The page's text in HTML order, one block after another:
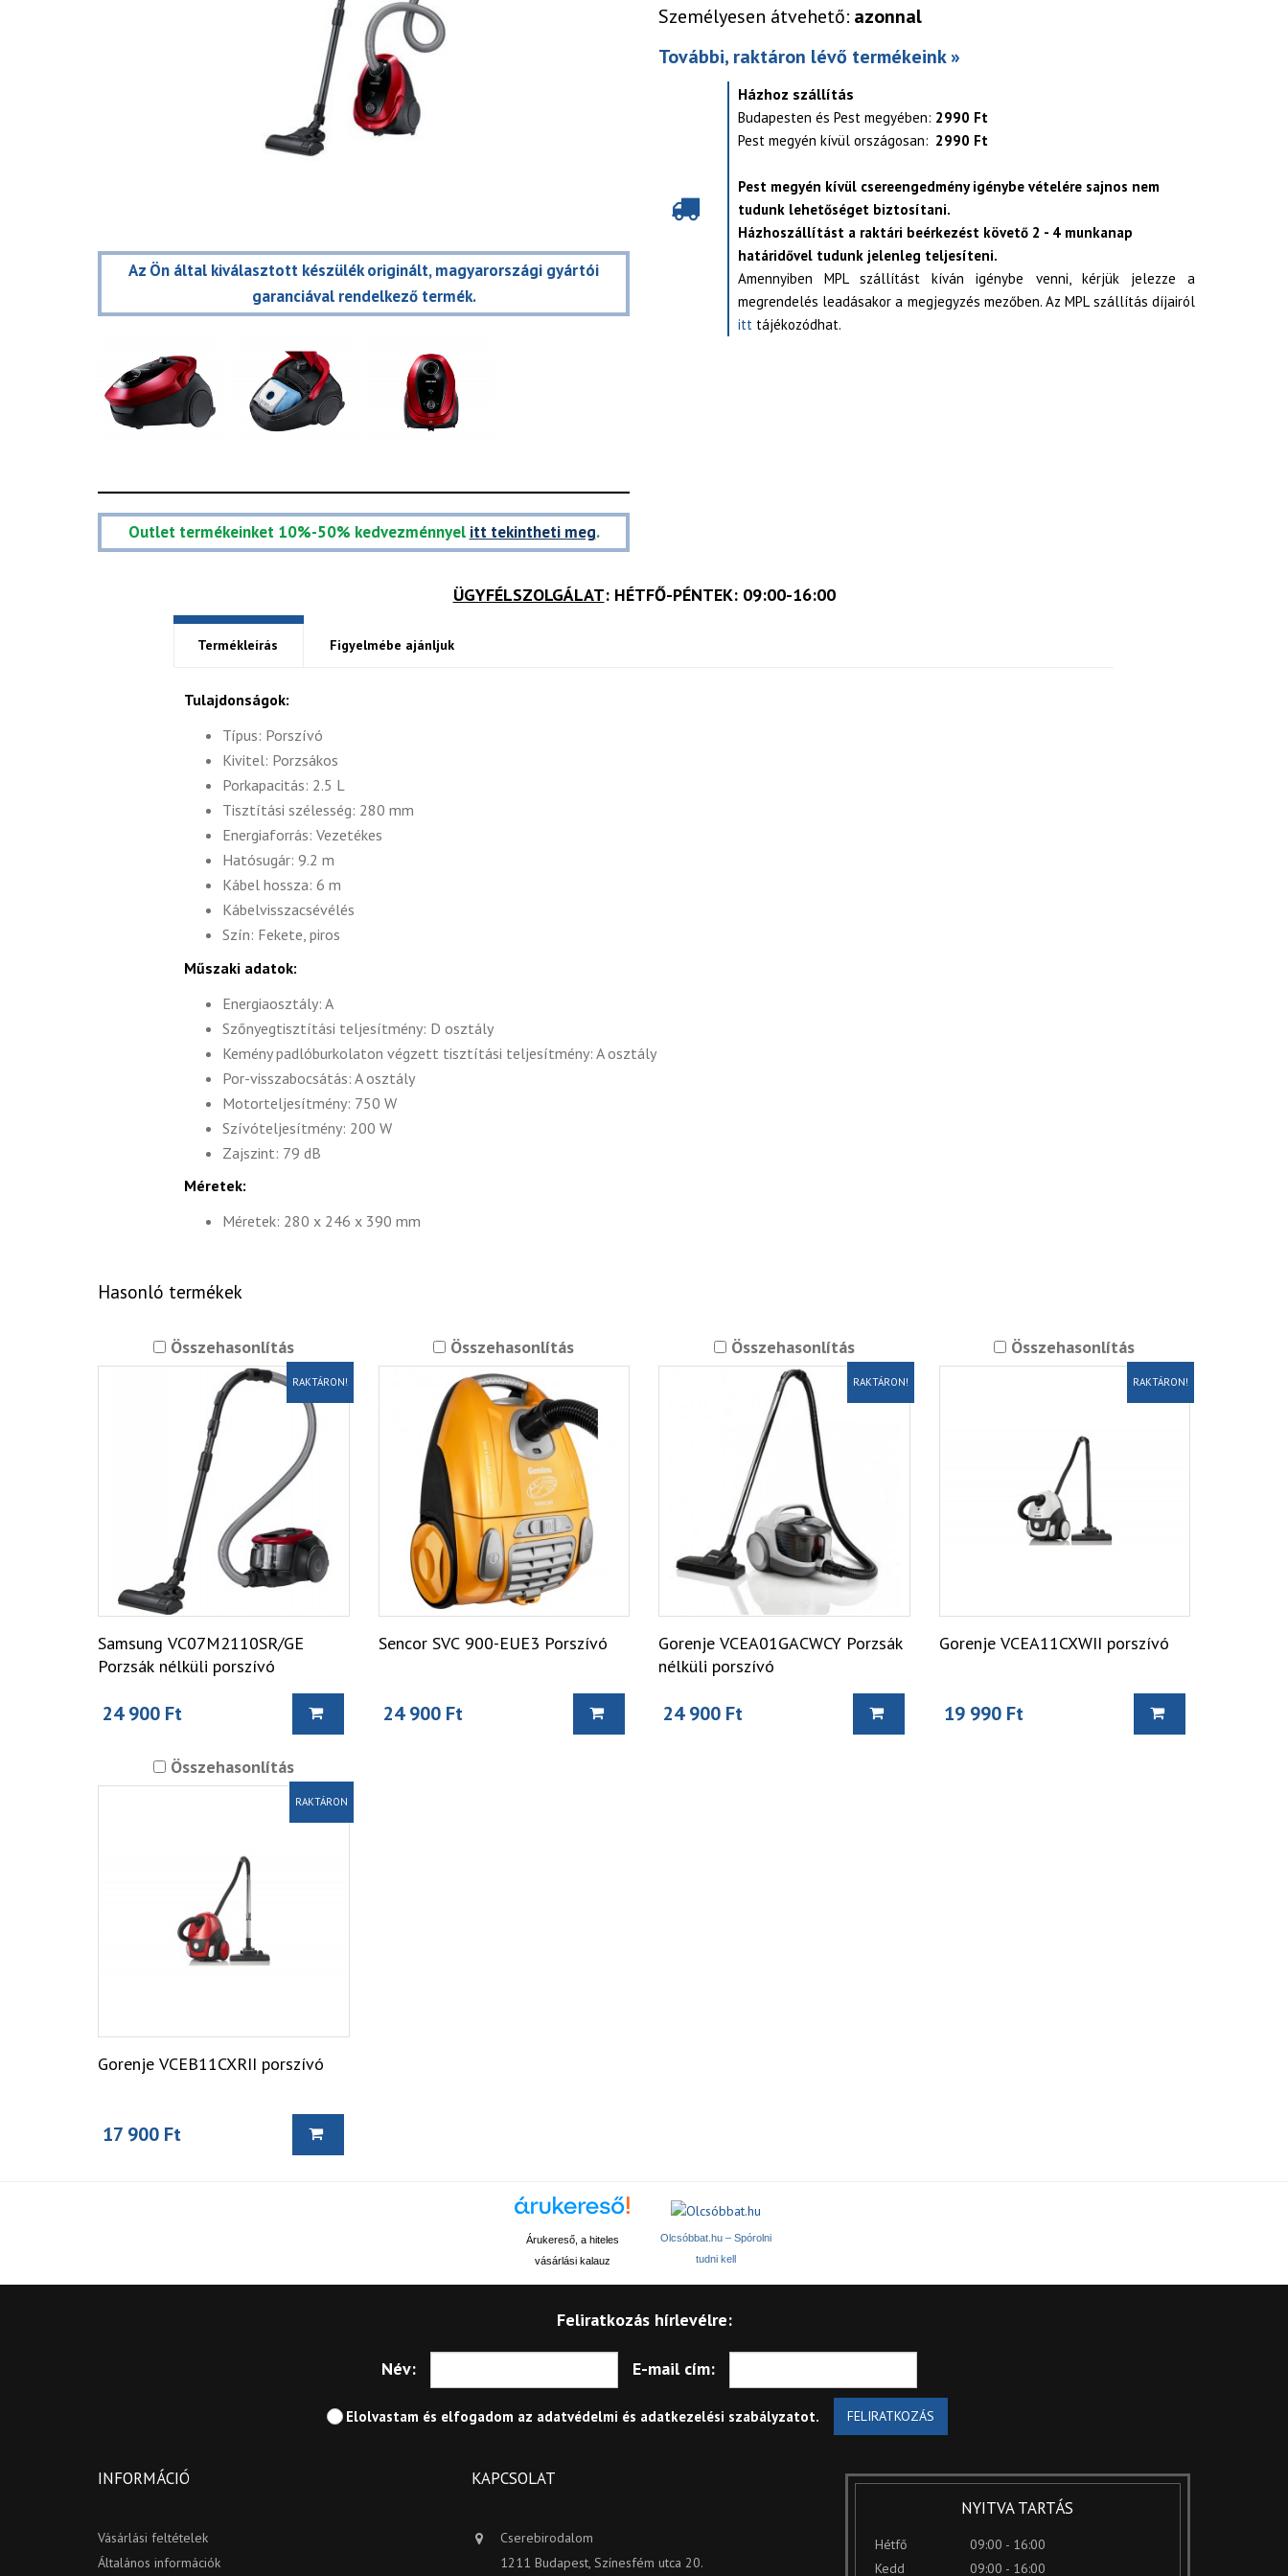
Az Ön által kiválasztott készülék originált, magyarországi gyártói
garanciával rendelkező termék.
Outlet termékeinket 10%-50% kedvezménnyel itt tekintheti meg.
Személyesen átvehető: azonnal
További, raktáron lévő termékeink »
Házhoz szállítás
Budapesten és Pest megyében: 2990 Ft
Pest megyén kívül országosan: 2990 Ft
Pest megyén kívül csereengedmény igénybe vételére sajnos nem
tudunk lehetőséget biztosítani.
Házhoszállítást a raktári beérkezést követő 2 - 4 munkanap
határidővel tudunk jelenleg teljesíteni.
Amennyiben MPL szállítást kíván igénybe venni, kérjük jelezze a
megrendelés leadásakor a megjegyzés mezőben. Az MPL szállítás díjairól
itt tájékozódhat.
ÜGYFÉLSZOLGÁLAT: HÉTFŐ-PÉNTEK: 09:00-16:00
Termékleírás Figyelmébe ajánljuk
Tulajdonságok:
Típus: Porszívó
Kivitel: Porzsákos
Porkapacitás: 2.5 L
Tisztítási szélesség: 280 mm
Energiaforrás: Vezetékes
Hatósugár: 9.2 m
Kábel hossza: 6 m
Kábelvisszacsévélés
Szín: Fekete, piros
Műszaki adatok:
Energiaosztály: A
Szőnyegtisztítási teljesítmény: D osztály
Kemény padlóburkolaton végzett tisztítási teljesítmény: A osztály
Por-visszabocsátás: A osztály
Motorteljesítmény: 750 W
Szívóteljesítmény: 200 W
Zajszint: 79 dB
Méretek:
Méretek: 280 x 246 x 390 mm
Hasonló termékek
Összehasonlítás
RAKTÁRON!
Samsung VC07M2110SR/GE
Porzsák nélküli porszívó
24 900 Ft
Összehasonlítás
Sencor SVC 900-EUE3 Porszívó
24 900 Ft
Összehasonlítás
RAKTÁRON!
Gorenje VCEA01GACWCY Porzsák
nélküli porszívó
24 900 Ft
Összehasonlítás
RAKTÁRON!
Gorenje VCEA11CXWII porszívó
19 990 Ft
Összehasonlítás
RAKTÁRON
Gorenje VCEB11CXRII porszívó
17 900 Ft
Árukereső, a hiteles
vásárlási kalauz
Olcsóbbat.hu – Spórolni
tudni kell
Feliratkozás hírlevélre:
Név: E-mail cím:
Elolvastam és elfogadom az adatvédelmi és adatkezelési szabályzatot. FELIRATKOZÁS
INFORMÁCIÓ
Vásárlási feltételek
Általános információk
KAPCSOLAT
Cserebirodalom
1211 Budapest, Színesfém utca 20.
NYITVA TARTÁS
Hétfő
09:00 - 16:00
Kedd
09:00 - 16:00